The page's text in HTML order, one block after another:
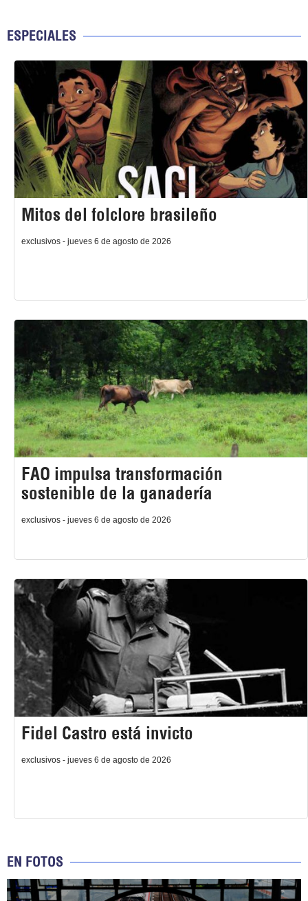
ESPECIALES
Mitos del folclore brasileño
exclusivos - jueves 6 de agosto de 2026
FAO impulsa transformación
sostenible de la ganadería
exclusivos - jueves 6 de agosto de 2026
Fidel Castro está invicto
exclusivos - jueves 6 de agosto de 2026
EN FOTOS